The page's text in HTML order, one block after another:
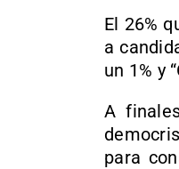
El 26%
a
un 1% y
A
para